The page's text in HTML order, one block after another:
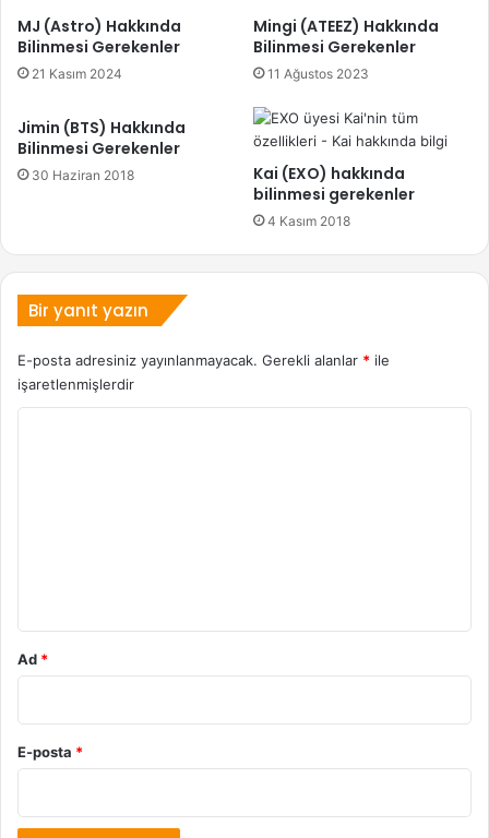
MJ (Astro) Hakkında
Bilinmesi Gerekenler
21 Kasım 2024
Mingi (ATEEZ) Hakkında
Bilinmesi Gerekenler
11 Ağustos 2023
Jimin (BTS) Hakkında
Bilinmesi Gerekenler
30 Haziran 2018
Kai (EXO) hakkında
bilinmesi gerekenler
4 Kasım 2018
Bir yanıt yazın
E-posta adresiniz yayınlanmayacak. Gerekli alanlar * ile
işaretlenmişlerdir
Ad *
E-posta *